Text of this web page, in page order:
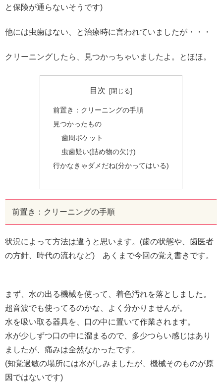
と保険が通らないそうです)
他には虫歯はない、と治療時に言われていましたが・・・
クリーニングしたら、見つかっちゃいましたよ。とほほ。
目次
前置き：クリーニングの手順
見つかったもの
歯周ポケット
虫歯疑い(詰め物の欠け)
行かなきゃダメだね(分かってはいる)
前置き：クリーニングの手順
状況によって方法は違うと思います。(歯の状態や、歯医者
の方針、時代の流れなど) あくまで今回の覚え書きです。
まず、水の出る機械を使って、着色汚れを落としました。
超音波でも使ってるのかな、よく分かりませんが。
水を吸い取る器具を、口の中に置いて作業されます。
水が少しずつ口の中に溜まるので、多少つらい感じはあり
ましたが、痛みは全然なかったです。
(知覚過敏の場所には水がしみましたが、機械そのものが原
因ではないです)